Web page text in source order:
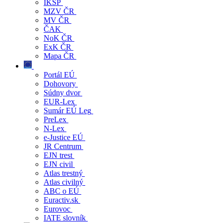
IKSP
MZV ČR
MV ČR
ČAK
NoK ČR
ExK ČR
Mapa ČR
Portál EÚ
Dohovory
Súdny dvor
EUR-Lex
Sumár EÚ Leg
PreLex
N-Lex
e-Justice EÚ
JR Centrum
EJN trest
EJN civil
Atlas trestný
Atlas civilný
ABC o EÚ
Euractiv.sk
Eurovoc
IATE slovník